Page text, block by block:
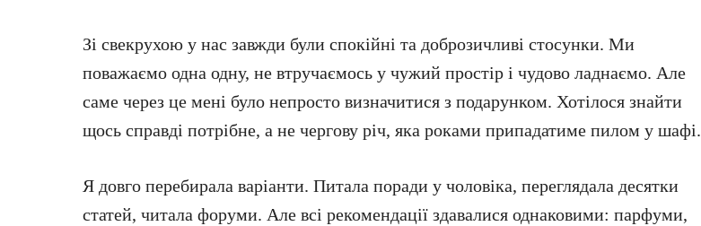
Зі свекрухою у нас завжди були спокійні та доброзичливі стосунки. Ми
поважаємо одна одну, не втручаємось у чужий простір і чудово ладнаємо. Але
саме через це мені було непросто визначитися з подарунком. Хотілося знайти
щось справді потрібне, а не чергову річ, яка роками припадатиме пилом у шафі.
Я довго перебирала варіанти. Питала поради у чоловіка, переглядала десятки
статей, читала форуми. Але всі рекомендації здавалися однаковими: парфуми,